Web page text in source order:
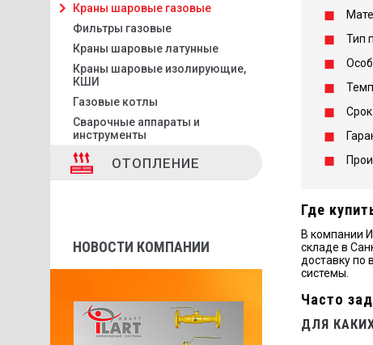
Краны шаровые газовые
Фильтры газовые
Краны шаровые латунные
Краны шаровые изолирующие,
КШИ
Газовые котлы
Сварочные аппараты и
инструменты
ОТОПЛЕНИЕ
НОВОСТИ КОМПАНИИ
Тип
Где
В компании
складе в
доставку по
системы.
Часто
ДЛЯ